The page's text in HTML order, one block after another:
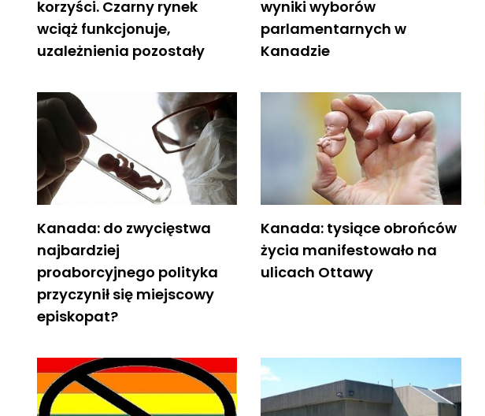
korzyści. Czarny rynek
wciąż funkcjonuje,
uzależnienia pozostały
wyniki wyborów
parlamentarnych w
Kanadzie
Kanada: do zwycięstwa
najbardziej
proaborcyjnego polityka
przyczynił się miejscowy
episkopat?
Kanada: tysiące obrońców
życia manifestowało na
ulicach Ottawy